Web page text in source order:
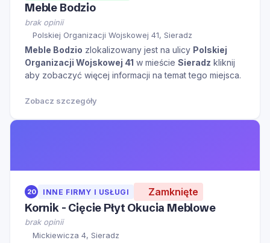
Meble Bodzio
brak opinii
Polskiej Organizacji Wojskowej 41, Sieradz
Meble Bodzio zlokalizowany jest na ulicy Polskiej
Organizacji Wojskowej 41 w mieście Sieradz kliknij
aby zobaczyć więcej informacji na temat tego miejsca.
Zobacz szczegóły
20 INNE FIRMY I USŁUGI Zamknięte
Kornik - Cięcie Płyt Okucia Meblowe
brak opinii
Mickiewicza 4, Sieradz